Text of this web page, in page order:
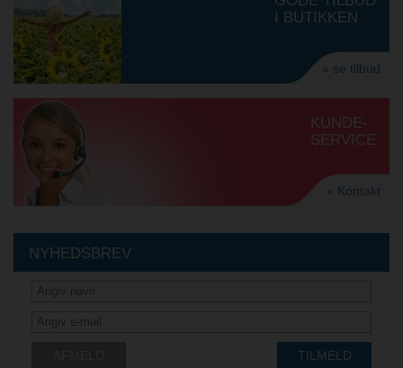
I BUTIKKEN
» se tilbud
KUNDE-
SERVICE
» Kontakt
NYHEDSBREV
TILMELD